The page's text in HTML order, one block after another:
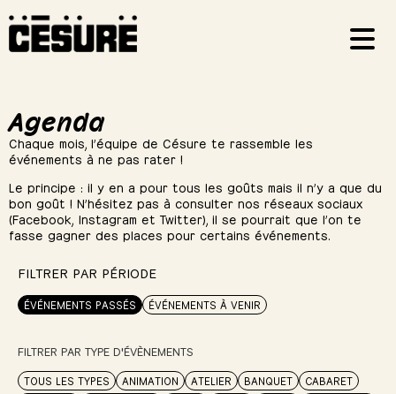
Agenda
Chaque mois, l’équipe de Césure te rassemble les
événements à ne pas rater !
Le principe : il y en a pour tous les goûts mais il n’y a que du
bon goût ! N’hésitez pas à consulter nos réseaux sociaux
(Facebook, Instagram et Twitter), il se pourrait que l’on te
fasse gagner des places pour certains événements.
FILTRER PAR PÉRIODE
ÉVÉNEMENTS PASSÉS ÉVÉNEMENTS À VENIR
FILTRER PAR TYPE D'ÉVÈNEMENTS
TOUS LES TYPES ANIMATION ATELIER BANQUET
CABARET